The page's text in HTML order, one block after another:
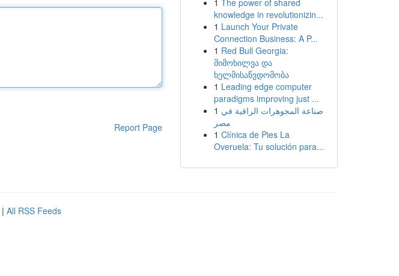
Report Page
1 The power of shared
knowledge in revolutionizin...
1 Launch Your Private
Connection Business: A P...
1 Red Bull Georgia:
მიმოხილვა და
ხელმისაწვდომობა
1 Leading edge computer
paradigms improving just ...
1 صناعة المجوهرات الراقية في
مصر
1 Clínica de Pies La
Overuela: Tu solución para...
| All RSS Feeds